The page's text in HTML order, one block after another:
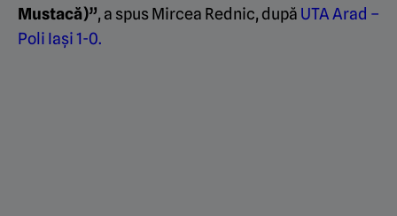
Mustacă)”, a spus Mircea Rednic, după UTA Arad –
Poli Iași 1-0.